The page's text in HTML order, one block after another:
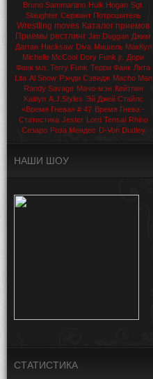
Bruno Sammartino Hulk Hogan Sgt.
Slaughter Сержант Потрошитель
Wrestling moves Каталог приемов
Приемы рестлинг Jim Duggan Джим
Дагган Hacksaw Diva Мишель МакКул
Michelle McCool Dory Funk jr. Дори
Фанк мл.
Terry Funk Терри Фанк Лита
Lita Al Snow Рэнди Сэвидж Macho Man
Randy Savage Мачо-мэн Кейтлин
Kaitlyn A.J.Styles Эй Джей Стайлс
«Время Гнева» # 47 Время Гнева -
Статистика Jester Lord Tensai Rhino
Сезаро Роза Мендес D-Von Dudley
НАШИ ШОУ
СТАТИСТИКА